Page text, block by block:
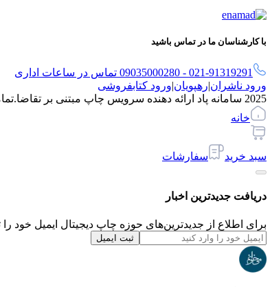
با کارشناسان ما در تماس باشید
021-91319291 - 09035000280 تماس در ساعات اداری
ورود ناشران|رهپویان|ورود کتابفروشی
2025 سامانه پاد ارائه دهنده سرویس چاپ مبتنی بر تقاضا.
خانه
سبد خرید سفارشات
دریافت جدیدترین‌ اخبار
برای اطلاع از جدیدترین‌های حوزه چاپ دیجیتال ایمیل خود را
ثبت ایمیل